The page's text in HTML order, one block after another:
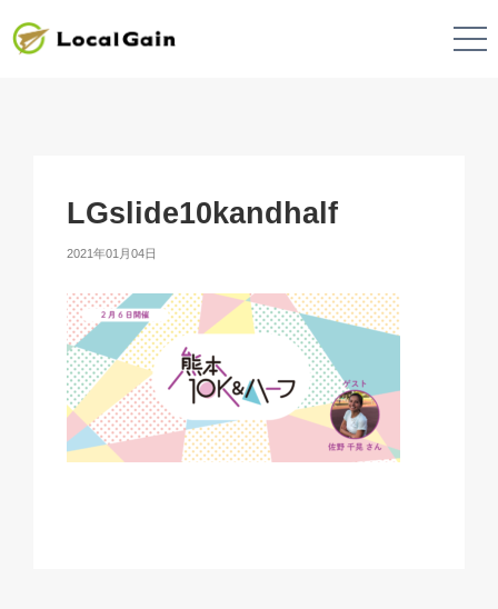
LGslide10kandhalf
2021年01月04日